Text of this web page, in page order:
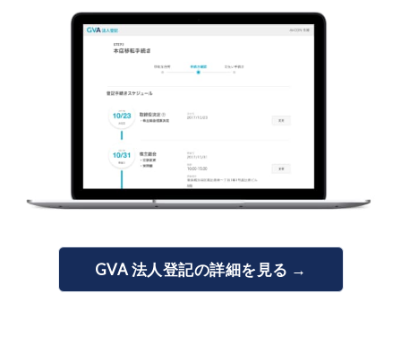
GVA 法人登記の詳細を見る →